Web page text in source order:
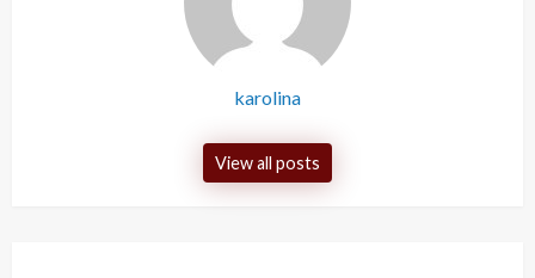
karolina
View all posts